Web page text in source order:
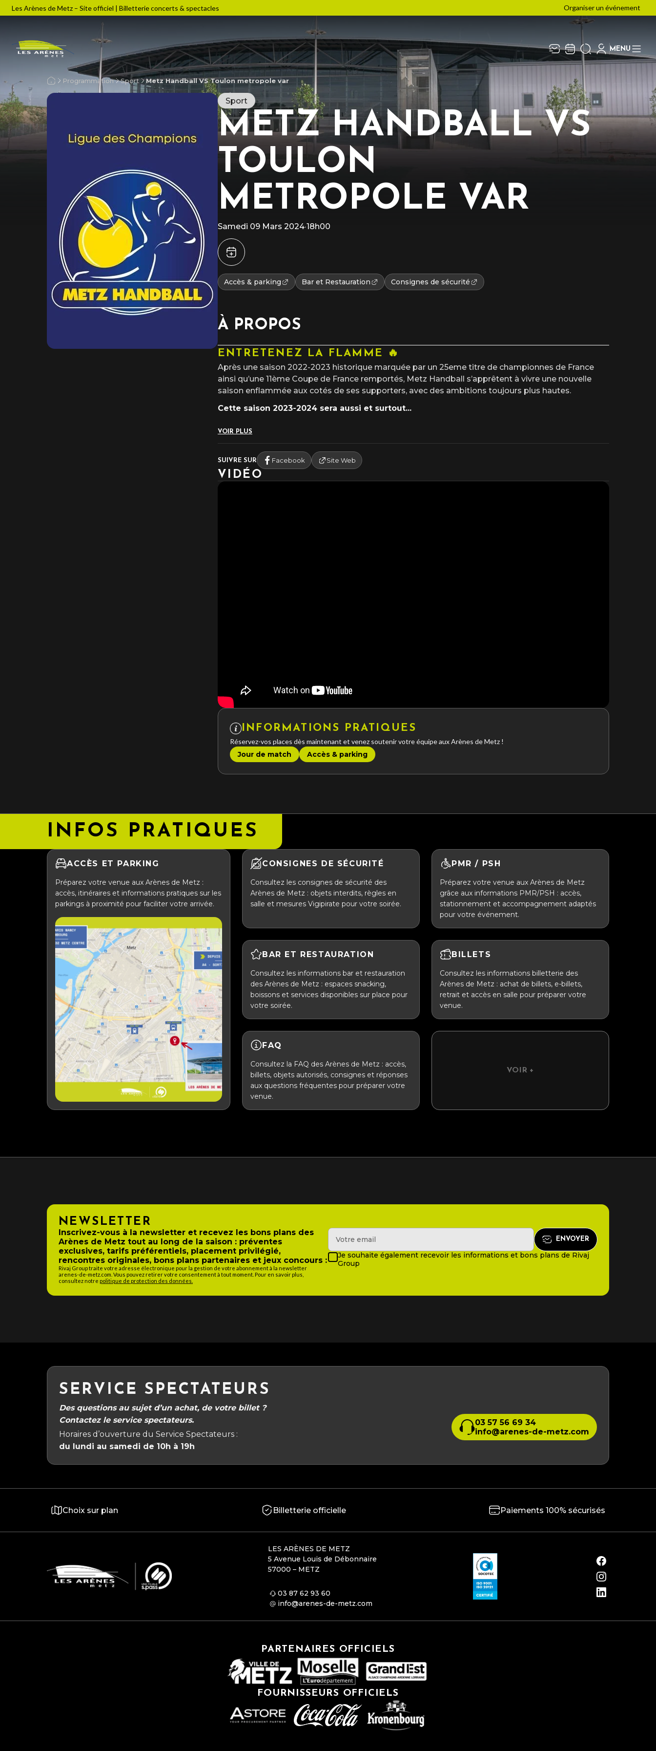
Les Arènes de Metz – Site officiel | Billetterie concerts & spectacles Organiser un événement
Recevez toute l’actualité en
vous abonnant à notre
newsletter :
ENVOYER
Rivaj Group traite votre adresse électronique pour la
MENU
Programmation Sport Metz Handball VS Toulon metropole var
Sport
METZ HANDBALL VS
TOULON
METROPOLE VAR
Samedi 09 Mars 2024·18h00
Accès & parking Bar et Restauration Consignes de sécurité
À PROPOS
ENTRETENEZ LA FLAMME 🔥
Après une saison 2022-2023 historique marquée par un 25eme titre de championnes de France
ainsi qu’une 11ème Coupe de France remportés, Metz Handball s’apprêtent à vivre une nouvelle
saison enflammée aux cotés de ses supporters, avec des ambitions toujours plus hautes.
Cette saison 2023-2024 sera aussi et surtout...
VOIR PLUS
SUIVRE SUR Facebook Site Web
VIDÉO
INFORMATIONS PRATIQUES
Réservez-vos places dès maintenant et venez soutenir votre équipe aux Arènes de Metz !
Jour de match Accès & parking
INFOS PRATIQUES
ACCÈS ET PARKING
Préparez votre venue aux Arènes de Metz :
accès, itinéraires et informations pratiques sur les
parkings à proximité pour faciliter votre arrivée.
CONSIGNES DE SÉCURITÉ
Consultez les consignes de sécurité des
Arènes de Metz : objets interdits, règles en
salle et mesures Vigipirate pour votre soirée.
PMR / PSH
Préparez votre venue aux Arènes de Metz
grâce aux informations PMR/PSH : accès,
stationnement et accompagnement adaptés
pour votre événement.
BAR ET RESTAURATION
Consultez les informations bar et restauration
des Arènes de Metz : espaces snacking,
boissons et services disponibles sur place pour
votre soirée.
BILLETS
Consultez les informations billetterie des
Arènes de Metz : achat de billets, e-billets,
retrait et accès en salle pour préparer votre
venue.
FAQ
Consultez la FAQ des Arènes de Metz : accès,
billets, objets autorisés, consignes et réponses
aux questions fréquentes pour préparer votre
venue.
VOIR +
NEWSLETTER
Inscrivez-vous à la newsletter et recevez les bons plans des
Arènes de Metz tout au long de la saison : préventes
exclusives, tarifs préférentiels, placement privilégié,
rencontres originales, bons plans partenaires et jeux concours :
Rivaj Group traite votre adresse électronique pour la gestion de votre abonnement à la newsletter
arenes-de-metz.com. Vous pouvez retirer votre consentement à tout moment. Pour en savoir plus,
consultez notre politique de protection des données.
Je souhaite également recevoir les informations et bons plans de Rivaj
Group
SERVICE SPECTATEURS
Des questions au sujet d’un achat, de votre billet ?
Contactez le service spectateurs.
Horaires d’ouverture du Service Spectateurs :
du lundi au samedi de 10h à 19h
03 57 56 69 34
info@arenes-de-metz.com
Choix sur plan Billetterie officielle Paiements 100% sécurisés
LES ARÈNES DE METZ
5 Avenue Louis de Débonnaire
57000 – METZ
03 87 62 93 60
info@arenes-de-metz.com
PARTENAIRES OFFICIELS
FOURNISSEURS OFFICIELS